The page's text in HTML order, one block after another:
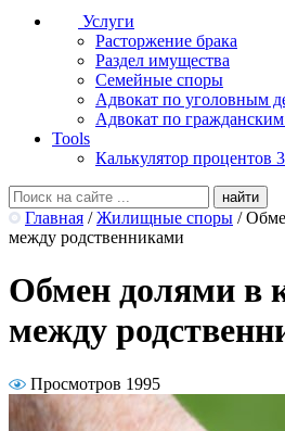
Услуги
Расторжение брака
Раздел имущества
Семейные споры
Адвокат по уголовным
Адвокат по
Tools
Калькулятор процентов
Главная / Жилищные споры /
между родственниками
Обмен долями в
между
Просмотров 1995